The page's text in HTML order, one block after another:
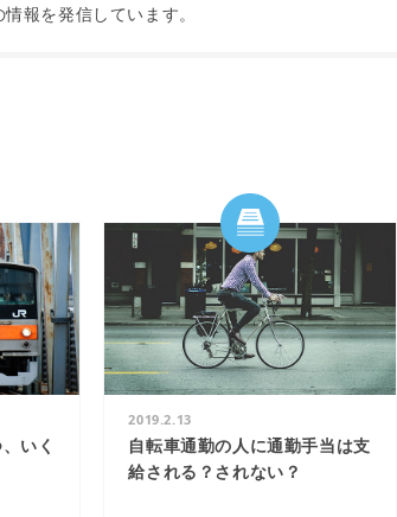
情報を発信しています。
いく
2019.2.13
自転車通勤の人に通勤手当は支
給される？されない？